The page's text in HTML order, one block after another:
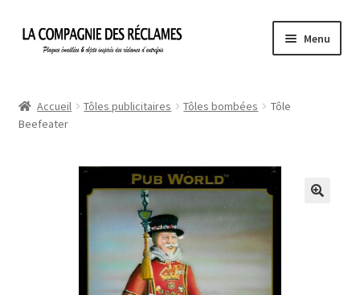
Aller
Aller
Menu
À propos de La Compagnie des Réclames
Informations légales
Ma Commande
Accueil Tôles publicitaires Tôles bombées
Tôle
Beefeater